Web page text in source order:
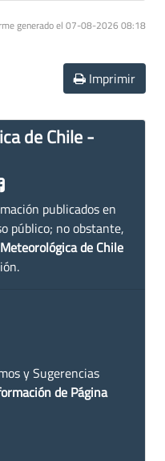
generado el 07-08-2026 08:18
Imprimir
de Chile -
publicados en
público; no obstante,
de Chile
y Sugerencias
de Página